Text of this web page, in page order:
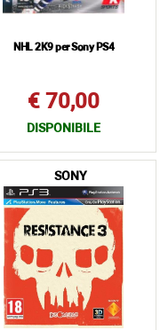
NHL 2K9 per Sony PS4
€ 70,00
DISPONIBILE
SONY